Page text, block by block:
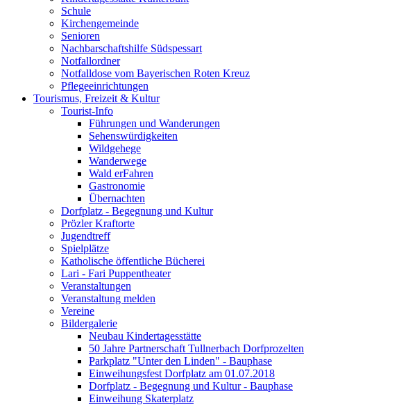
Schule
Kirchengemeinde
Senioren
Nachbarschaftshilfe Südspessart
Notfallordner
Notfalldose vom Bayerischen Roten Kreuz
Pflegeeinrichtungen
Tourismus, Freizeit & Kultur
Tourist-Info
Führungen und Wanderungen
Sehenswürdigkeiten
Wildgehege
Wanderwege
Wald erFahren
Gastronomie
Übernachten
Dorfplatz - Begegnung und Kultur
Prözler Kraftorte
Jugendtreff
Spielplätze
Katholische öffentliche Bücherei
Lari - Fari Puppentheater
Veranstaltungen
Veranstaltung melden
Vereine
Bildergalerie
Neubau Kindertagesstätte
50 Jahre Partnerschaft Tullnerbach Dorfprozelten
Parkplatz "Unter den Linden" - Bauphase
Einweihungsfest Dorfplatz am 01.07.2018
Dorfplatz - Begegnung und Kultur - Bauphase
Einweihung Skaterplatz